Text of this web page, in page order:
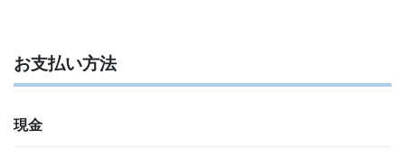
お支払い方法
現金